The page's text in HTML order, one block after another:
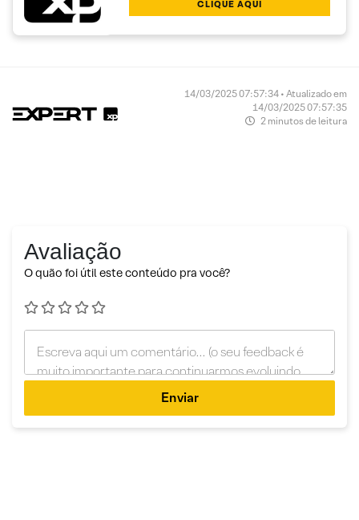
CLIQUE AQUI
14/03/2025 07:57:34 • Atualizado em
14/03/2025 07:57:35
2 minutos de leitura
Avaliação
O quão foi útil este conteúdo pra você?
Enviar